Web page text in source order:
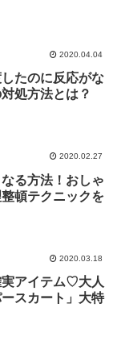
2020.04.04
たのに反応がな
処方法とは？
2020.02.27
る方法！おしゃ
頓テクニックを
2020.03.18
アイテム♡大人
スカート」大特